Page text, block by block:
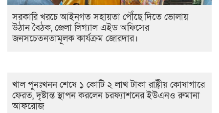
সরকারি খরচে আইনগত সহায়তা পৌঁছে দিতে ভোলায়
উঠান বৈঠক, জেলা লিগ্যাল এইড অফিসের
জনসচেতনতামূলক কার্যক্রম জোরদার।
খাল পুনঃখনন শেষে ১ কোটি ২ লাখ টাকা রাষ্ট্রীয় কোষাগারে
ফেরত, দৃষ্টান্ত স্থাপন করলেন চরফ্যাশনের ইউএনও রুমানা
আফরোজ